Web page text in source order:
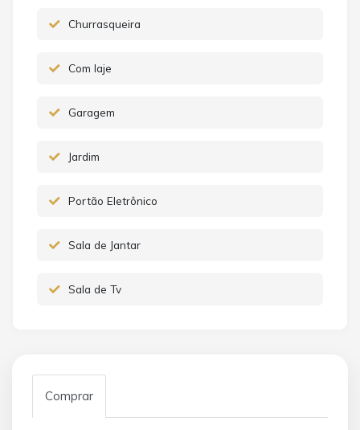
Churrasqueira
Com laje
Garagem
Jardim
Portão Eletrônico
Sala de Jantar
Sala de Tv
Comprar